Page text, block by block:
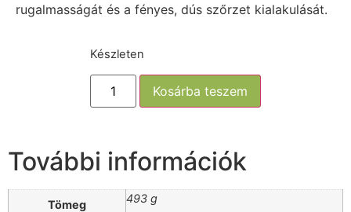
rugalmasságát és a fényes, dús szőrzet kialakulását.
Készleten
Kosárba teszem
További információk
Tömeg 493 g